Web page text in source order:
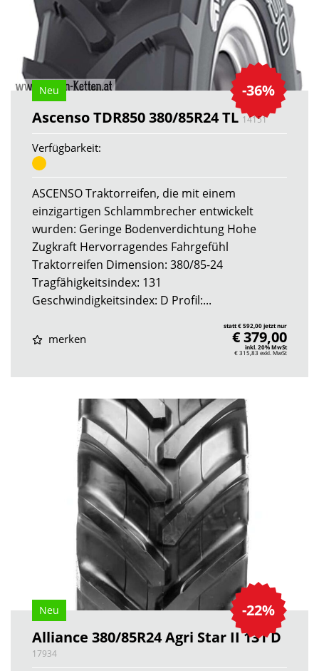
-36%
Neu
Ascenso TDR850 380/85R24 TL14151
Verfügbarkeit:
ASCENSO Traktorreifen, die mit einem
einzigartigen Schlammbrecher entwickelt
wurden: Geringe Bodenverdichtung Hohe
Zugkraft Hervorragendes Fahrgefühl
Traktorreifen Dimension: 380/85-24
Tragfähigkeitsindex: 131
Geschwindigkeitsindex: D Profil:...
merken
statt € 592,00 jetzt nur
€ 379,00
inkl. 20% MwSt
€ 315,83 exkl. MwSt
-22%
Neu
Alliance 380/85R24 Agri Star II 131 D
17934